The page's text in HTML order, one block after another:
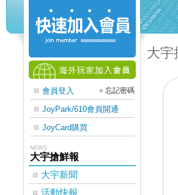
會員登入 » 忘記密碼
JoyPark/610會員開通
JoyCard購買
NEWS
大宇搶鮮報
大宇新聞
活動快報
大宇